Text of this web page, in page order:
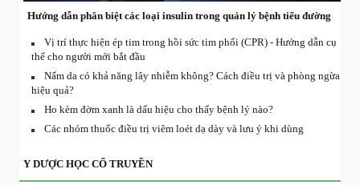
Hướng dẫn phân biệt các loại insulin trong quản lý bệnh tiểu đường
Vị trí thực hiện ép tim trong hồi sức tim phổi (CPR) - Hướng dẫn cụ
thể cho người mới bắt đầu
Nấm da có khả năng lây nhiễm không? Cách điều trị và phòng ngừa
hiệu quả?
Ho kèm đờm xanh là dấu hiệu cho thấy bệnh lý nào?
Các nhóm thuốc điều trị viêm loét dạ dày và lưu ý khi dùng
Y DƯỢC HỌC CỔ TRUYỀN